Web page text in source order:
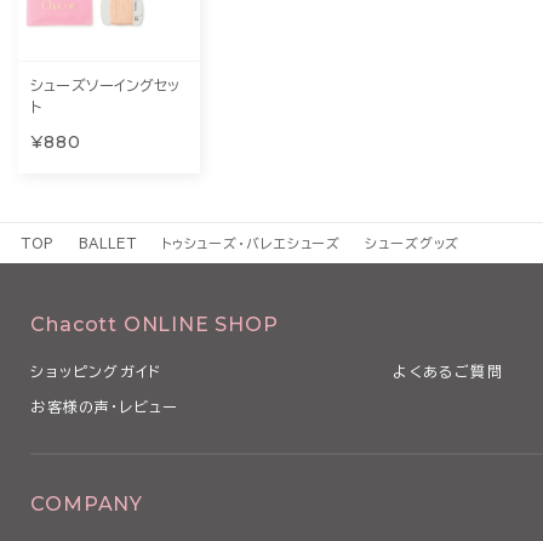
シューズソーイングセッ
ト
¥880
TOP BALLET トゥシューズ・バレエシューズ シューズグッズ
Chacott ONLINE SHOP
ショッピングガイド よくあるご質問
お客様の声・レビュー
COMPANY